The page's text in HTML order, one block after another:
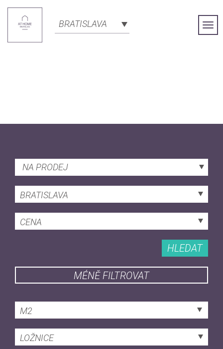
BRATISLAVA
NA PRODEJ
BRATISLAVA
CENA
HLEDAT
MÉNĚ FILTROVAT
M2
LOŽNICE